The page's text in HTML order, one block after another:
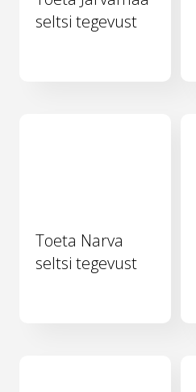
seltsi tegevust
Toeta Narva
seltsi tegevust